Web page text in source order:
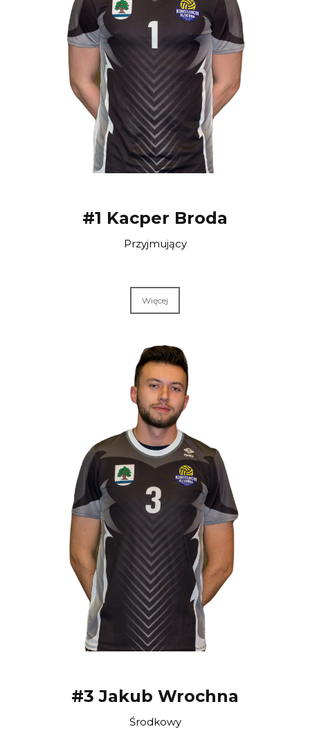
#1 Kacper Broda
Przyjmujący
Więcej
#3 Jakub Wrochna
Środkowy